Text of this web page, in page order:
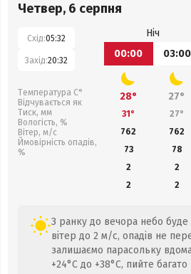
Четвер, 6 серпня
Схід:05:32
Захід:20:32
Температура С°
Відчувається як
Тиск, мм
Вологість, %
Вітер, м/с
Ймовірність опадів,
%
Ніч
00:00
03:00
28° 27°
31° 27°
762
762
73
78
2
2
2
2
З ранку до вечора небо буде
вітер до 2 м/с, опадів не
залишаємо парасольку
+24°C до +38°C, пийте багато